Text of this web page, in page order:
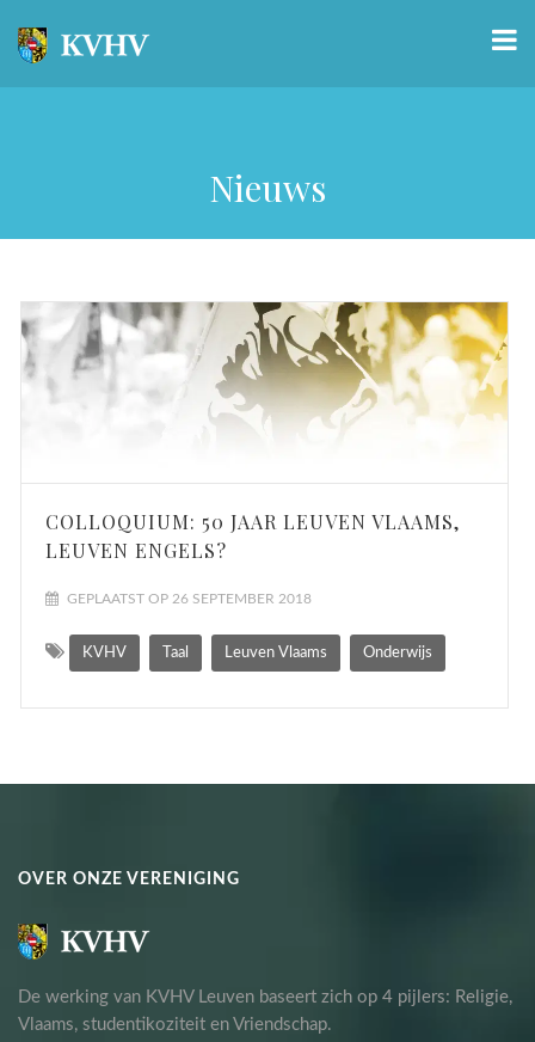
Nieuws
COLLOQUIUM: 50 JAAR LEUVEN VLAAMS,
LEUVEN ENGELS?
GEPLAATST OP 26 SEPTEMBER 2018
KVHV Taal Leuven Vlaams Onderwijs
OVER ONZE VERENIGING
De werking van KVHV Leuven baseert zich op 4 pijlers: Religie,
Vlaams, studentikoziteit en Vriendschap.